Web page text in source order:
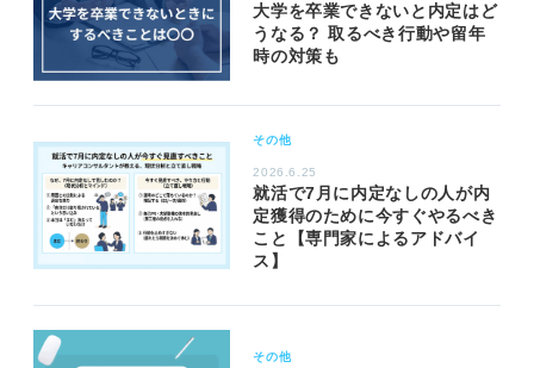
大学を卒業できないと内定はど
うなる？ 取るべき行動や留年
時の対策も
その他
2026.6.25
就活で7月に内定なしの人が内
定獲得のために今すぐやるべき
こと【専門家によるアドバイ
ス】
その他